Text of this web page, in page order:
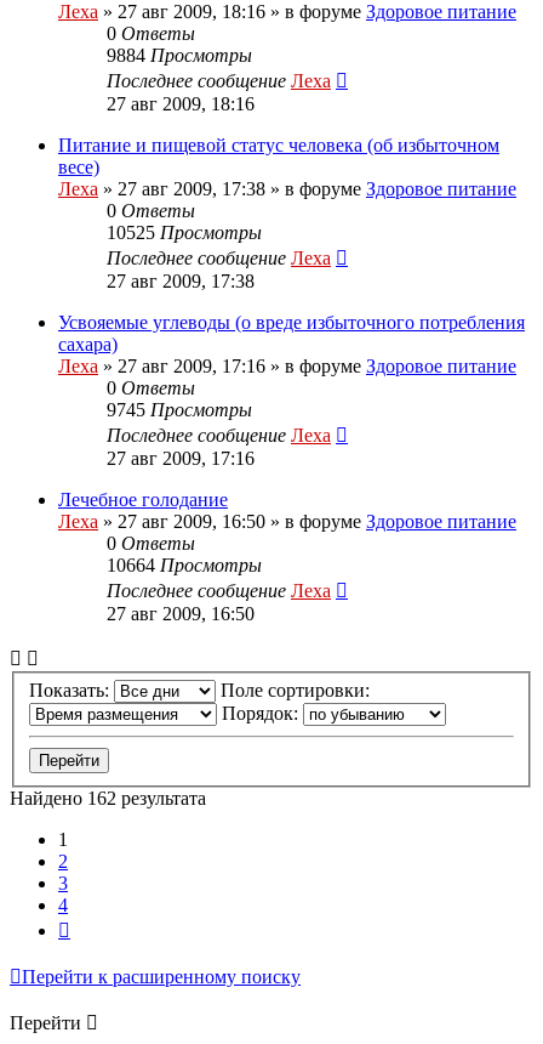
Леха » 27 авг 2009, 18:16 » в форуме Здоровое питание
0 Ответы
9884 Просмотры
Последнее сообщение Леха
27 авг 2009, 18:16
Питание и пищевой статус человека (об избыточном
весе)
Леха » 27 авг 2009, 17:38 » в форуме Здоровое питание
0 Ответы
10525 Просмотры
Последнее сообщение Леха
27 авг 2009, 17:38
Усвояемые углеводы (о вреде избыточного потребления
сахара)
Леха » 27 авг 2009, 17:16 » в форуме Здоровое питание
0 Ответы
9745 Просмотры
Последнее сообщение Леха
27 авг 2009, 17:16
Лечебное голодание
Леха » 27 авг 2009, 16:50 » в форуме Здоровое питание
0 Ответы
10664 Просмотры
Последнее сообщение Леха
27 авг 2009, 16:50
Показать:
Поле сортировки:
Порядок:
Найдено 162 результата
1
2
3
4
Перейти к расширенному поиску
Перейти